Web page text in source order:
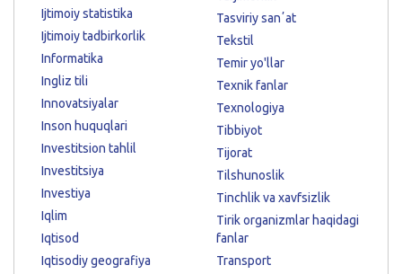
Ijtimoiy statistika
Ijtimoiy tadbirkorlik
Informatika
Ingliz tili
Innovatsiyalar
Inson huquqlari
Investitsion tahlil
Investitsiya
Investiya
Iqlim
Iqtisod
Iqtisodiy geografiya
Tasviriy sanʼat
Tekstil
Temir yo'llar
Texnik fanlar
Texnologiya
Tibbiyot
Tijorat
Tilshunoslik
Tinchlik va xavfsizlik
Tirik organizmlar haqidagi
fanlar
Transport